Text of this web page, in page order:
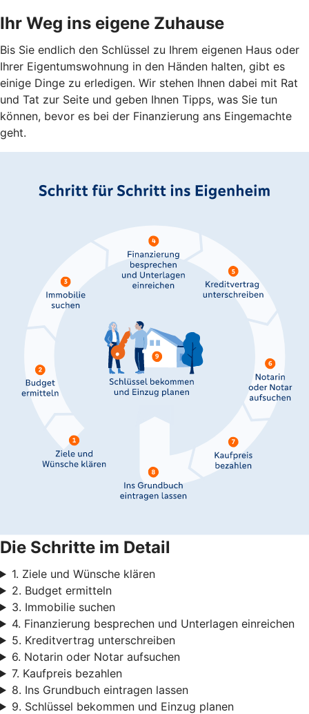
Ihr Weg ins eigene Zuhause
Bis Sie endlich den Schlüssel zu Ihrem eigenen Haus oder
Ihrer Eigentumswohnung in den Händen halten, gibt es
einige Dinge zu erledigen. Wir stehen Ihnen dabei mit Rat
und Tat zur Seite und geben Ihnen Tipps, was Sie tun
können, bevor es bei der Finanzierung ans Eingemachte
geht.
Die Schritte im Detail
1. Ziele und Wünsche klären
2. Budget ermitteln
3. Immobilie suchen
4. Finanzierung besprechen und Unterlagen einreichen
5. Kreditvertrag unterschreiben
6. Notarin oder Notar aufsuchen
7. Kaufpreis bezahlen
8. Ins Grundbuch eintragen lassen
9. Schlüssel bekommen und Einzug planen